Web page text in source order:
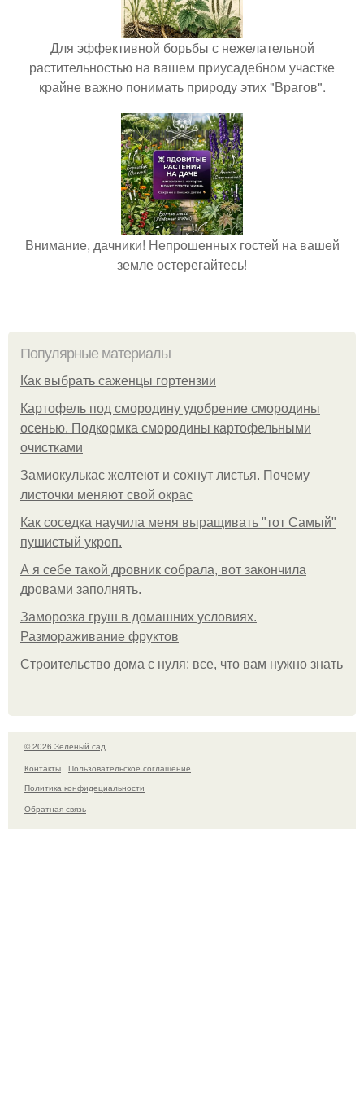
Для эффективной борьбы с нежелательной
растительностью на вашем приусадебном участке
крайне важно понимать природу этих "Врагов".
Внимание, дачники! Непрошенных гостей на вашей
земле остерегайтесь!
Популярные материалы
Как выбрать саженцы гортензии
Картофель под смородину удобрение смородины
осенью. Подкормка смородины картофельными
очистками
Замиокулькас желтеют и сохнут листья. Почему
листочки меняют свой окрас
Как соседка научила меня выращивать "тот Самый"
пушистый укроп.
А я себе такой дровник собрала, вот закончила
дровами заполнять.
Заморозка груш в домашних условиях.
Размораживание фруктов
Строительство дома с нуля: все, что вам нужно знать
© 2026 Зелёный сад
Контакты
Пользовательское соглашение
Политика конфидециальности
Обратная связь